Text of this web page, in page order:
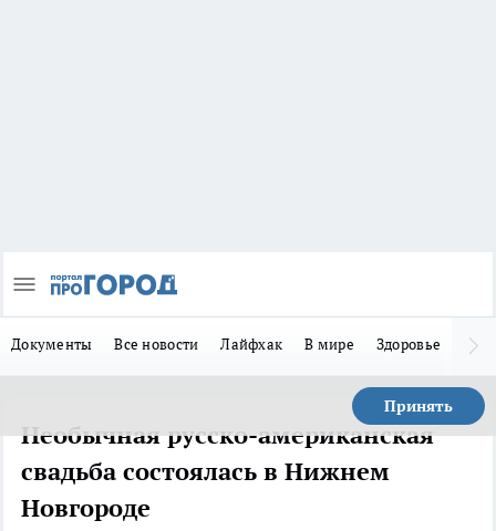
Документы Все новости Лайфхак В мире Здоровье
Принять
Необычная русско-американская
свадьба состоялась в Нижнем
Новгороде